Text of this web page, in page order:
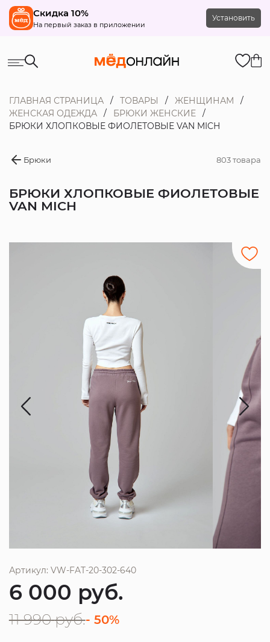
Скидка 10%
На первый заказ в приложении
Установить
ГЛАВНАЯ СТРАНИЦА ТОВАРЫ
ЖЕНЩИНАМ
ЖЕНСКАЯ ОДЕЖДА
БРЮКИ ЖЕНСКИЕ
БРЮКИ ХЛОПКОВЫЕ ФИОЛЕТОВЫЕ VAN MICH
Брюки 803 товара
БРЮКИ ХЛОПКОВЫЕ ФИОЛЕТОВЫЕ
VAN MICH
Артикул: VW-FAT-20-302-640
6 000 руб.
11 990 руб.- 50%